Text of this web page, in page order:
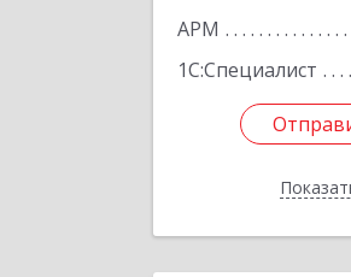
АРМ
1С:Специалист